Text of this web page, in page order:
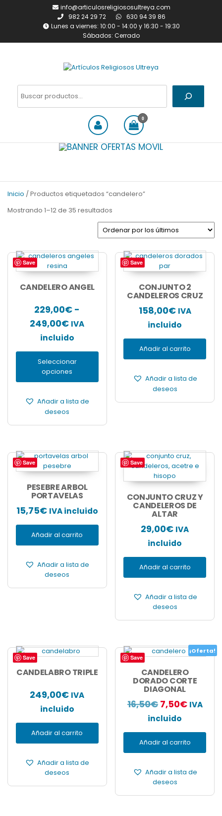
info@articulosreligiososultreya.com
982 24 29 72
630 94 39 86
Lunes a viernes: 10:00 - 14:00 y 16:30 - 19:30
Sábados: Cerrado
Artículos Religiosos Ultreya
venta de todo tipo de
Buscar
0
Inicio / Productos etiquetados “candelero”
Mostrando 1–12 de 35 resultados
por
los
últimos
Save
CANDELERO ANGEL
229,00€ -
249,00€Rango
de
precios:
desde
229,00€
249,00€
IVA
incluido
Seleccionar
opciones
Este
producto
tiene
variantes.
opciones
elegir
página
productoAñadir a lista de
deseos
Save
CONJUNTO 2
CANDELEROS CRUZ
158,00€ IVA
incluido
Añadir al carrito
Añadir a lista de
deseos
Save
PESEBRE ARBOL
PORTAVELAS
15,75€ IVA incluido
Añadir al carrito
Añadir a lista de
deseos
Save
CONJUNTO CRUZ Y
CANDELEROS DE
ALTAR
29,00€ IVA
incluido
Añadir al carrito
Añadir a lista de
deseos
Save
CANDELABRO TRIPLE
249,00€ IVA
incluido
Añadir al carrito
Añadir a lista de
deseos
Save
¡Oferta!
CANDELERO
DORADO CORTE
DIAGONAL
16,50€ El
precio
original
era:
7,50€El
actual
es:
IVA
incluido
Añadir al carrito
Añadir a lista de
deseos